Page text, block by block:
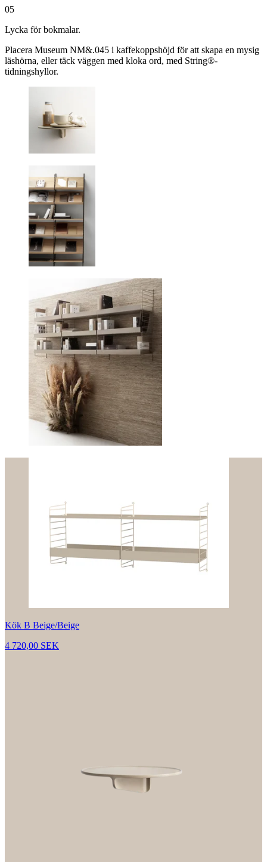
05
Lycka för bokmalar.
Placera Museum NM&.045 i kaffekoppshöjd för att skapa en mysig
läshörna, eller täck väggen med kloka ord, med String®-
tidningshyllor.
Kök B Beige/Beige
4 720,00 SEK